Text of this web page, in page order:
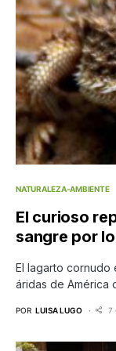
NATURALEZA-AMBIENTE
El curioso
sangre por
El lagarto cornudo
áridas de América
POR LUISA LUGO 7